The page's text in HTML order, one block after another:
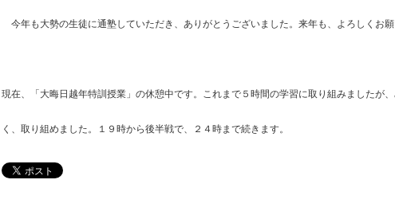
今年も大勢の生徒に通塾していただき、ありがとうございました。来年も、よろしくお願
現在、「大晦日越年特訓授業」の休憩中です。これまで５時間の学習に取り組みましたが
く、取り組めました。１９時から後半戦で、２４時まで続きます。